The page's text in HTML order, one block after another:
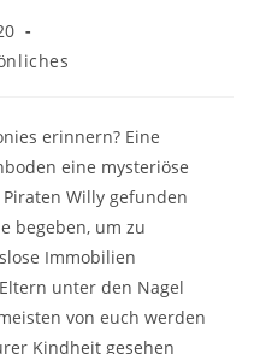
erinnern? Eine
eine mysteriöse
Willy gefunden
begeben, um zu
Immobilien
unter den Nagel
von euch werden
Kindheit gesehen